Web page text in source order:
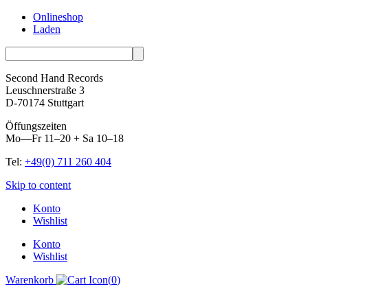
Onlineshop
Laden
Second Hand Records
Leuschnerstraße 3
D-70174 Stuttgart
Öffungszeiten
Mo—Fr 11–20 + Sa 10–18
Tel: +49(0) 711 260 404
Skip to content
Konto
Wishlist
Konto
Wishlist
Warenkorb
(0)